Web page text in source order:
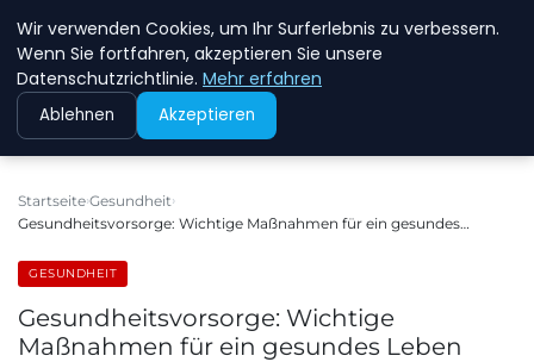
NEW ENERGY JOBS
Startseite Gesundheit
Gesundheitsvorsorge: Wichtige Maßnahmen für ein gesundes…
GESUNDHEIT
Gesundheitsvorsorge: Wichtige
Maßnahmen für ein gesundes Leben
Wir verwenden Cookies, um Ihr Surferlebnis zu verbessern.
Wenn Sie fortfahren, akzeptieren Sie unsere
Datenschutzrichtlinie. Mehr erfahren
Ablehnen Akzeptieren